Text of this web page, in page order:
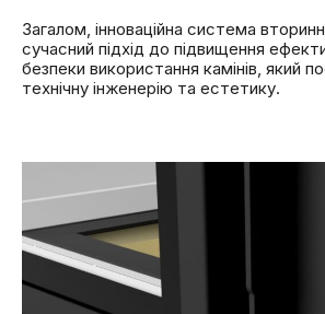
Загалом, інноваційна система
сучасний підхід до підвищення
безпеки використання камінів, який
технічну інженерію та естетику.